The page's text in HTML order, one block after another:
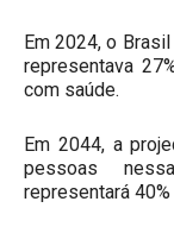
Em 2024, o
representava
com saúde.
Em 2044, a
pessoas
representará